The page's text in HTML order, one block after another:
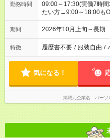
勤務時間
09:00～17:30(実働7時
たい方→9:00～18:00も
期間 2026年10月上旬～長
特徴 履歴書不要 / 服装自由 /
気になる！
掲載元企業名 パーソ